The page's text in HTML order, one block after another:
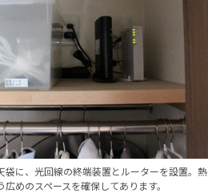
袋に、光回線の終端装置とルーターを設置。熱
めのスペースを確保してあります。